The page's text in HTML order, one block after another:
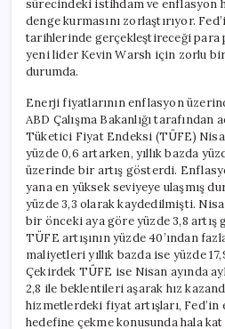
sürecindeki istihdam ve enflasyon
denge kurmasını zorlaştırıyor.
tarihlerinde gerçekleştireceği para
yeni lider Kevin Warsh için zorlu
durumda.
Enerji fiyatlarının enflasyon
ABD Çalışma Bakanlığı tarafından
Tüketici Fiyat Endeksi (TÜFE)
yüzde 0,6 artarken, yıllık bazda
üzerinde bir artış gösterdi.
yana en yüksek seviyeye ulaşmış
yüzde 3,3 olarak kaydedilmişti.
bir önceki aya göre yüzde 3,8 artış
TÜFE artışının yüzde 40’ından
maliyetleri yıllık bazda ise yüzde
Çekirdek TÜFE ise Nisan ayında
2,8 ile beklentileri aşarak hız
hizmetlerdeki fiyat artışları, Fed’in
hedefine çekme konusunda hala